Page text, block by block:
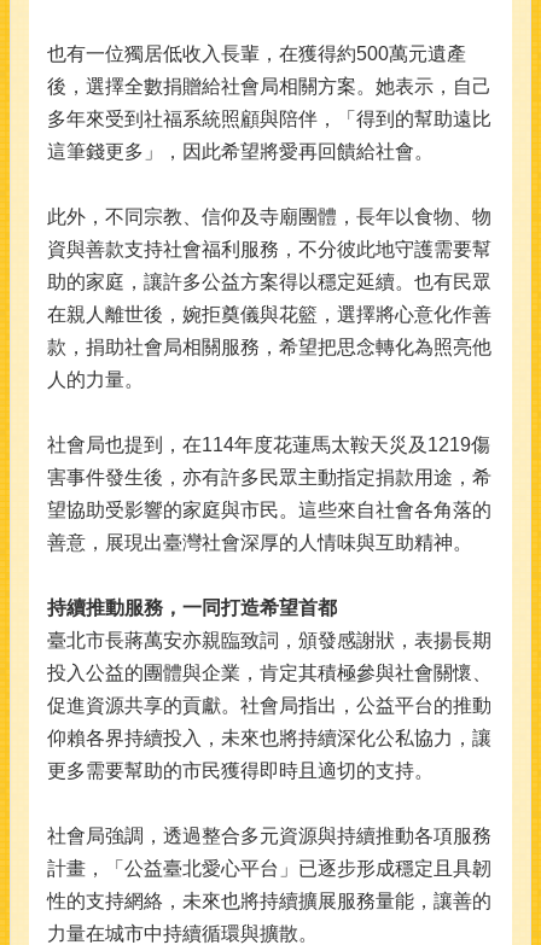
也有一位獨居低收入長輩，在獲得約500萬元遺產
後，選擇全數捐贈給社會局相關方案。她表示，自己
多年來受到社福系統照顧與陪伴，「得到的幫助遠比
這筆錢更多」，因此希望將愛再回饋給社會。
此外，不同宗教、信仰及寺廟團體，長年以食物、物
資與善款支持社會福利服務，不分彼此地守護需要幫
助的家庭，讓許多公益方案得以穩定延續。也有民眾
在親人離世後，婉拒奠儀與花籃，選擇將心意化作善
款，捐助社會局相關服務，希望把思念轉化為照亮他
人的力量。
社會局也提到，在114年度花蓮馬太鞍天災及1219傷
害事件發生後，亦有許多民眾主動指定捐款用途，希
望協助受影響的家庭與市民。這些來自社會各角落的
善意，展現出臺灣社會深厚的人情味與互助精神。
持續推動服務，一同打造希望首都
臺北市長蔣萬安亦親臨致詞，頒發感謝狀，表揚長期
投入公益的團體與企業，肯定其積極參與社會關懷、
促進資源共享的貢獻。社會局指出，公益平台的推動
仰賴各界持續投入，未來也將持續深化公私協力，讓
更多需要幫助的市民獲得即時且適切的支持。
社會局強調，透過整合多元資源與持續推動各項服務
計畫，「公益臺北愛心平台」已逐步形成穩定且具韌
性的支持網絡，未來也將持續擴展服務量能，讓善的
力量在城市中持續循環與擴散。